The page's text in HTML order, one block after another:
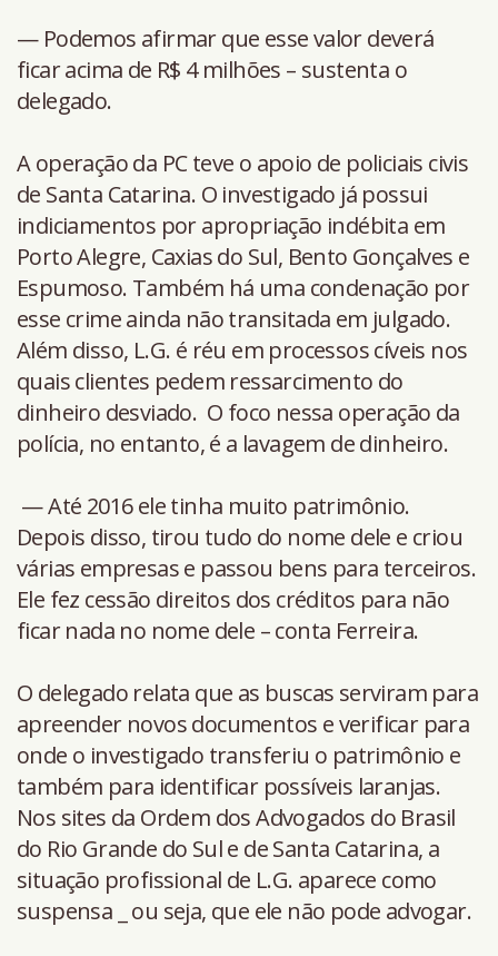
— Podemos afirmar que esse valor deverá
ficar acima de R$ 4 milhões – sustenta o
delegado.
A operação da PC teve o apoio de policiais civis
de Santa Catarina. O investigado já possui
indiciamentos por apropriação indébita em
Porto Alegre, Caxias do Sul, Bento Gonçalves e
Espumoso. Também há uma condenação por
esse crime ainda não transitada em julgado.
Além disso, L.G. é réu em processos cíveis nos
quais clientes pedem ressarcimento do
dinheiro desviado. O foco nessa operação da
polícia, no entanto, é a lavagem de dinheiro.
— Até 2016 ele tinha muito patrimônio.
Depois disso, tirou tudo do nome dele e criou
várias empresas e passou bens para terceiros.
Ele fez cessão direitos dos créditos para não
ficar nada no nome dele – conta Ferreira.
O delegado relata que as buscas serviram para
apreender novos documentos e verificar para
onde o investigado transferiu o patrimônio e
também para identificar possíveis laranjas.
Nos sites da Ordem dos Advogados do Brasil
do Rio Grande do Sul e de Santa Catarina, a
situação profissional de L.G. aparece como
suspensa _ ou seja, que ele não pode advogar.